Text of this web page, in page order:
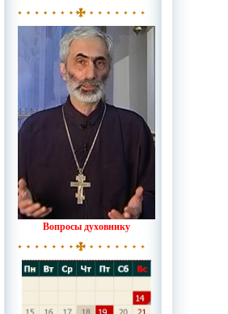
Вопросы духовнику